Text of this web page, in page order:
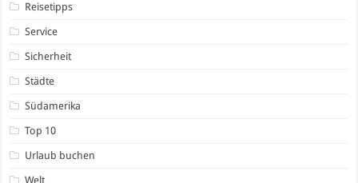
Reisetipps
Service
Sicherheit
Städte
Südamerika
Top 10
Urlaub buchen
Welt